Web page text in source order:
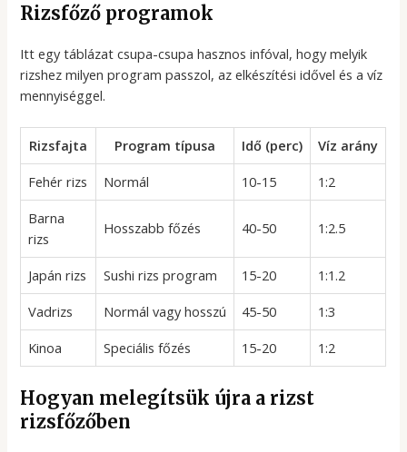
Rizsfőző programok
Itt egy táblázat csupa-csupa hasznos infóval, hogy melyik
rizshez milyen program passzol, az elkészítési idővel és a víz
mennyiséggel.
Rizsfajta Program típusa Idő (perc)
Víz arány
Fehér rizs
Normál 10-15
1:2
Barna
rizs
Hosszabb főzés 40-50 1:2.5
Japán rizs Sushi rizs program 15-20
1:1.2
Vadrizs
Normál vagy hosszú 45-50
1:3
Kinoa
Speciális főzés 15-20 1:2
Hogyan melegítsük újra a rizst
rizsfőzőben